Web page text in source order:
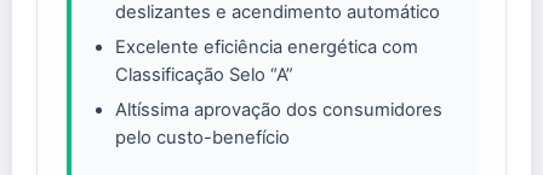
deslizantes e acendimento automático
Excelente eficiência energética com
Classificação Selo “A”
Altíssima aprovação dos consumidores
pelo custo-benefício